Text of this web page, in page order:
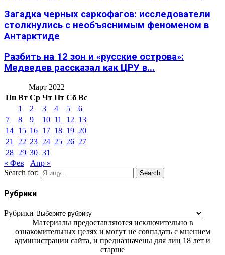
Загадка черных саркофагов: исследователи
столкнулись с необъяснимым феноменом в
Антарктиде
Разбить на 12 зон и «русские острова»:
Медведев рассказал как ЦРУ в...
Март 2022
Пн Вт Ср Чт Пт Сб Вс
1
2 3 4 5
6
7
8 9 10 11 12 13
14 15 16 17 18 19 20
21
22 23 24 25 26 27
28 29 30 31
« Фев
Апр »
Search for:
Search
Рубрики
Рубрики
Материалы предоставляются исключительно в
ознакомительных целях и могут не совпадать с мнением
администрации сайта, и предназначены для лиц 18 лет и
старше